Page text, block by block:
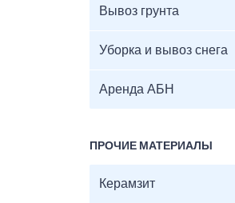
Вывоз грунта
Уборка и вывоз снега
Аренда АБН
ПРОЧИЕ МАТЕРИАЛЫ
Керамзит